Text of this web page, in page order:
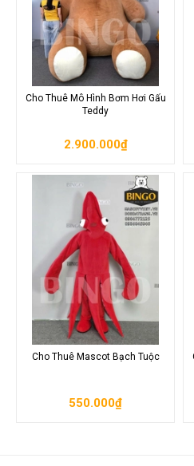
Cho Thuê Mô Hình Bơm Hơi Gấu
Teddy
2.900.000₫
Cho Thuê Mascot Bạch Tuộc
550.000₫